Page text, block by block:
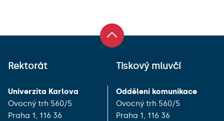
Rektorát
Univerzita Karlova
Ovocný trh 560/5
Praha 1, 116 36
Tiskový mluvčí
Oddělení komunikace
Ovocný trh 560/5
Praha 1, 116 36